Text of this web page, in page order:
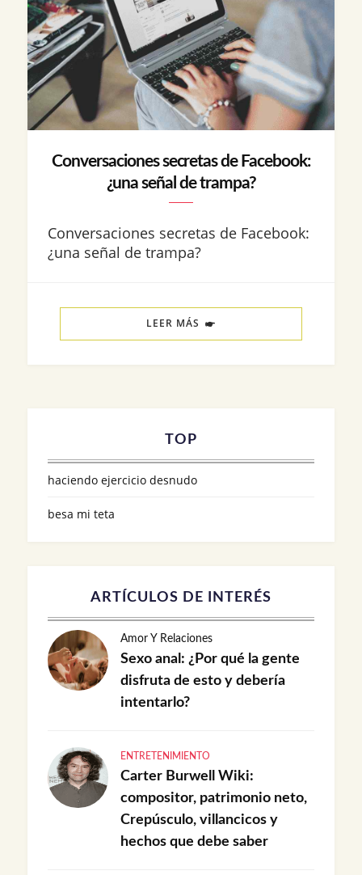
Conversaciones secretas de Facebook:
¿una señal de trampa?
Conversaciones secretas de Facebook:
¿una señal de trampa?
LEER MÁS
TOP
haciendo ejercicio desnudo
besa mi teta
ARTÍCULOS DE INTERÉS
Amor Y Relaciones
Sexo anal: ¿Por qué la gente
disfruta de esto y debería
intentarlo?
ENTRETENIMIENTO
Carter Burwell Wiki:
compositor, patrimonio neto,
Crepúsculo, villancicos y
hechos que debe saber